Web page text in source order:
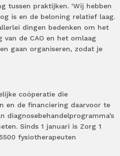
tussen praktijken. ‘Wij hebben
is en de beloning relatief laag.
dingen bedenken om het
de CAO en het omlaag
gaan organiseren, zodat je
coöperatie die
en de financiering daarvoor te
diagnosebehandelprogramma’s
Sinds 1 januari is Zorg 1
fysiotherapeuten